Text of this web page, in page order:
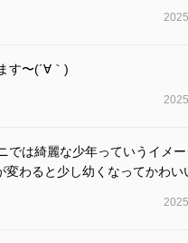
す〜(´∀｀)
では綺麗な少年っていうイメ
変わると少し幼くなってかわい